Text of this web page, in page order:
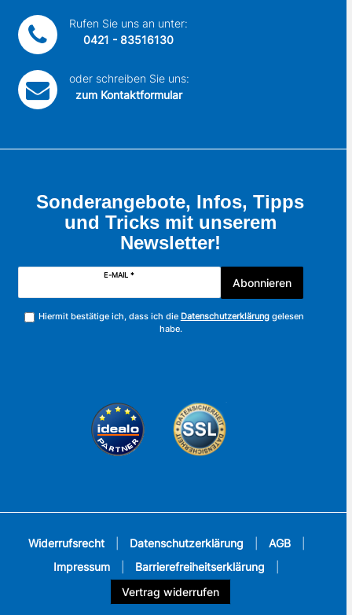
Rufen Sie uns an unter:
0421 - 83516130
oder schreiben Sie uns:
zum Kontaktformular
Sonderangebote, Infos, Tipps
und Tricks mit unserem
Newsletter!
E-MAIL *
Abonnieren
Hiermit bestätige ich, dass ich die Datenschutzerklärunggelesen
habe.
Widerrufsrecht Datenschutzerklärung AGB
Impressum
Barrierefreiheitserklärung
Vertrag widerrufen